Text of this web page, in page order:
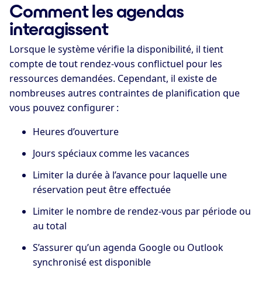
Comment les agendas
interagissent
Lorsque le système vérifie la disponibilité, il tient
compte de tout rendez-vous conflictuel pour les
ressources demandées. Cependant, il existe de
nombreuses autres contraintes de planification que
vous pouvez configurer :
Heures d’ouverture
Jours spéciaux comme les vacances
Limiter la durée à l’avance pour laquelle une
réservation peut être effectuée
Limiter le nombre de rendez-vous par période ou
au total
S’assurer qu’un agenda Google ou Outlook
synchronisé est disponible